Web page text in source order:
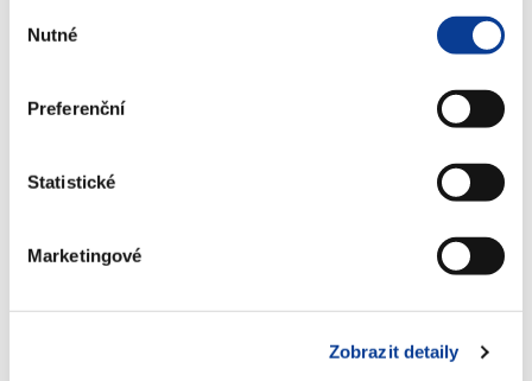
souhlasu
Nutné
Preferenční
Statistické
Marketingové
Zobrazit detaily
Oznámení Ministerstva financí o
(230 kB)
vydání 2 tranše PROTI-INFLAČNÍHO